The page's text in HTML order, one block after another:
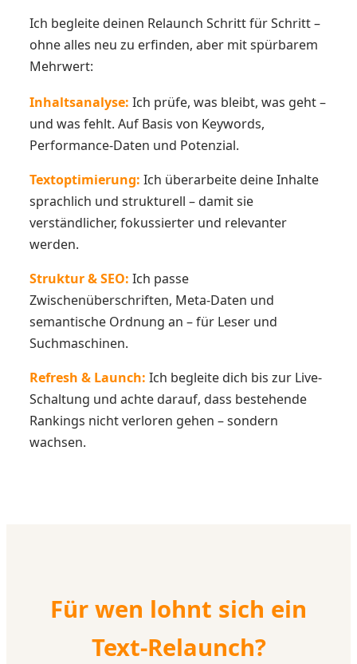
Ich begleite deinen Relaunch Schritt für Schritt –
ohne alles neu zu erfinden, aber mit spürbarem
Mehrwert:
Inhaltsanalyse: Ich prüfe, was bleibt, was geht –
und was fehlt. Auf Basis von Keywords,
Performance-Daten und Potenzial.
Textoptimierung: Ich überarbeite deine Inhalte
sprachlich und strukturell – damit sie
verständlicher, fokussierter und relevanter
werden.
Struktur & SEO: Ich passe
Zwischenüberschriften, Meta-Daten und
semantische Ordnung an – für Leser und
Suchmaschinen.
Refresh & Launch: Ich begleite dich bis zur Live-
Schaltung und achte darauf, dass bestehende
Rankings nicht verloren gehen – sondern
wachsen.
Für wen lohnt sich ein
Text-Relaunch?